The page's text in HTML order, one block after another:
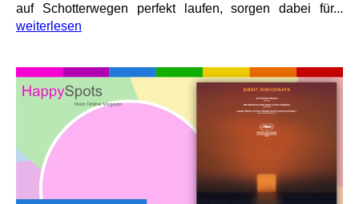
auf Schotterwegen perfekt laufen, sorgen dabei für...
weiterlesen